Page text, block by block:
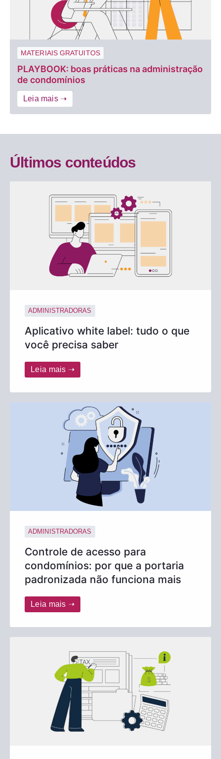
MATERIAIS GRATUITOS
PLAYBOOK: boas práticas na administração
de condomínios
Leia mais ➝
Últimos conteúdos
ADMINISTRADORAS
Aplicativo white label: tudo o que
você precisa saber
Leia mais ➝
ADMINISTRADORAS
Controle de acesso para
condomínios: por que a portaria
padronizada não funciona mais
Leia mais ➝